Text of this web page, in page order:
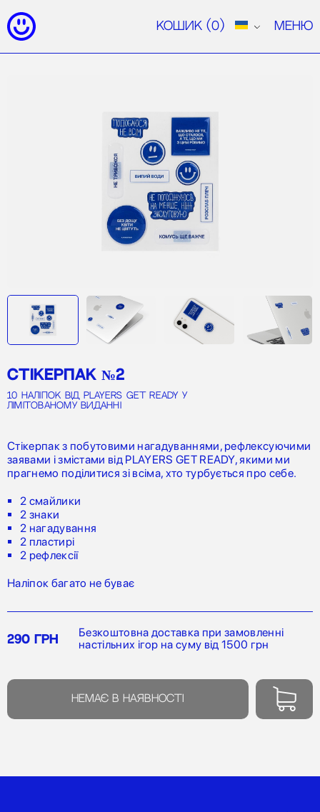
Кошик (0) Меню
СТІКЕРПАК №2
10 наліпок від PLAYERS GET READY у
лімітованому виданні
Стікерпак з побутовими нагадуваннями, рефлексуючими
заявами і змістами від PLAYERS GET READY, якими ми
прагнемо поділитися зі всіма, хто турбується про себе.
2 смайлики
2 знаки
2 нагадування
2 пластирі
2 рефлексії
Наліпок багато не буває
290 грн
Безкоштовна доставка при замовленні
настільних ігор на суму від 1500 грн
Немає в наявності